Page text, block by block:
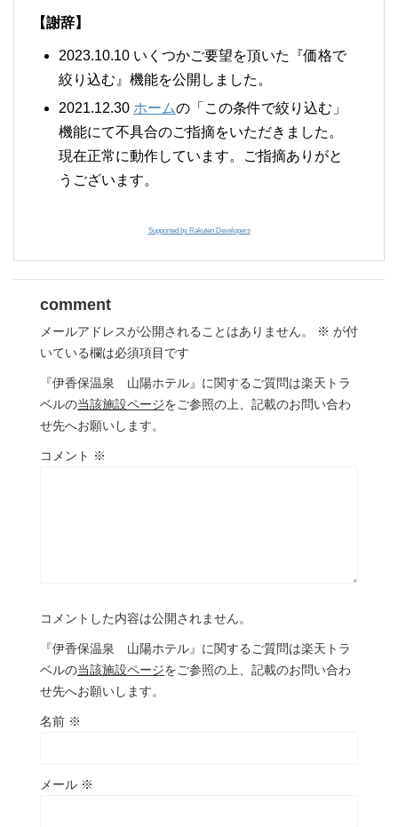
【謝辞】
2023.10.10 いくつかご要望を頂いた『価格で
絞り込む』機能を公開しました。
2021.12.30 ホームの「この条件で絞り込む」
機能にて不具合のご指摘をいただきました。
現在正常に動作しています。ご指摘ありがと
うございます。
Supported by Rakuten Developers
comment
メールアドレスが公開されることはありません。 ※ が付
いている欄は必須項目です
『伊香保温泉 山陽ホテル』に関するご質問は楽天トラ
ベルの当該施設ページをご参照の上、記載のお問い合わ
せ先へお願いします。
コメント ※
コメントした内容は公開されません。
『伊香保温泉 山陽ホテル』に関するご質問は楽天トラ
ベルの当該施設ページをご参照の上、記載のお問い合わ
せ先へお願いします。
名前 ※
メール ※